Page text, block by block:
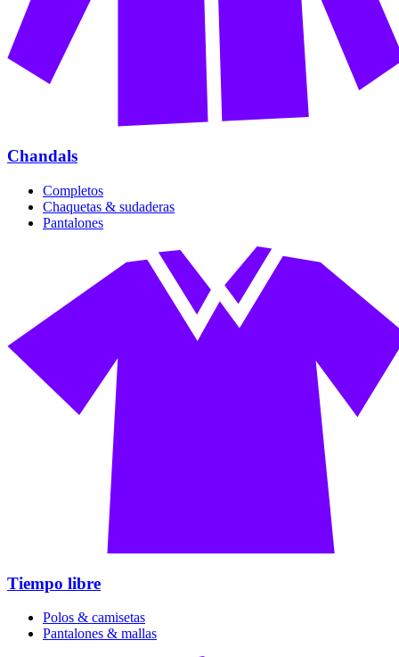
Chandals
Completos
Chaquetas & sudaderas
Pantalones
Tiempo libre
Polos & camisetas
Pantalones & mallas